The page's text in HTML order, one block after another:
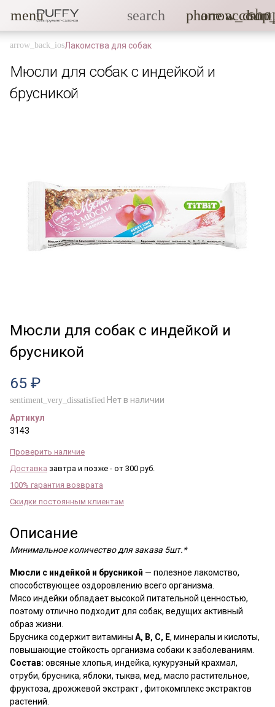
menu search phone
Лакомства для собак
Мюсли для собак с индейкой и
брусникой
Мюсли для собак с индейкой и
брусникой
65 ₽
sentiment_very_dissatisfied Нет в наличии
Артикул
3143
Проверить наличие
Доставка завтра и позже - от 300 руб.
100% гарантия возврата
Скидки постоянным клиентам
Описание
Минимальное количество для заказа 5шт.*
Мюсли с индейкой и брусникой — полезное лакомство,
способствующее оздоровлению всего организма.
Мясо индейки обладает высокой питательной ценностью,
поэтому отлично подходит для собак, ведущих активный
образ жизни.
Брусника содержит витамины А, В, С, Е, минералы и кислоты,
повышающие стойкость организма собаки к заболеваниям.
Состав: овсяные хлопья, индейка, кукурузный крахмал,
отруби, брусника, яблоки, тыква, мед, масло растительное,
фруктоза, дрожжевой экстракт , фитокомплекс экстрактов
растений.